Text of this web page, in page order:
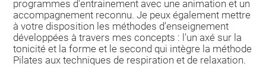
programmes d'entrainement avec une animation et un
accompagnement reconnu. Je peux également mettre
à votre disposition les méthodes d’enseignement
développées à travers mes concepts : l'un axé sur la
tonicité et la forme et le second qui intègre la méthode
Pilates aux techniques de respiration et de relaxation.